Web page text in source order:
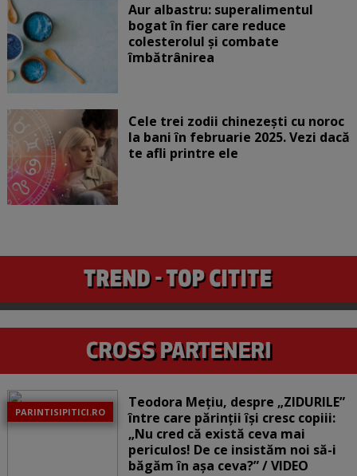
Aur albastru: superalimentul
bogat în fier care reduce
colesterolul și combate
îmbătrânirea
Cele trei zodii chinezești cu noroc
la bani în februarie 2025. Vezi dacă
te afli printre ele
PARINTISIPITICI.RO
Teodora Mețiu, despre „ZIDURILE”
între care părinții își cresc copiii:
„Nu cred că există ceva mai
periculos! De ce insistăm noi să-i
băgăm în așa ceva?” / VIDEO